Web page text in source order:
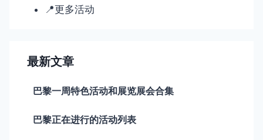
📍更多活动
最新文章
巴黎一周特色活动和展览展会合集
巴黎正在进行的活动列表